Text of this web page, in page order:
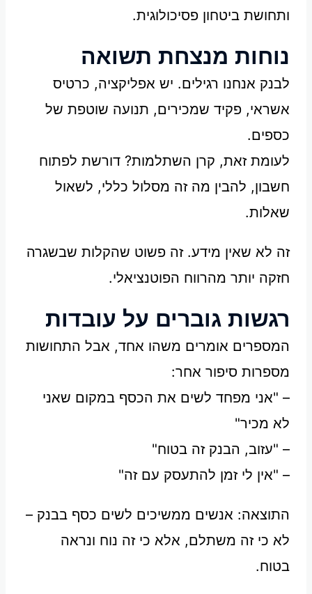
ותחושת ביטחון פסיכולוגית.
נוחות מנצחת תשואה
לבנק אנחנו רגילים. יש אפליקציה, כרטיס
אשראי, פקיד שמכירים, תנועה שוטפת של
כספים.
לעומת זאת, קרן השתלמות? דורשת לפתוח
חשבון, להבין מה זה מסלול כללי, לשאול
שאלות.
זה לא שאין מידע. זה פשוט שהקלות שבשגרה
חזקה יותר מהרווח הפוטנציאלי.
רגשות גוברים על עובדות
המספרים אומרים משהו אחד, אבל התחושות
מספרות סיפור אחר:
– "אני מפחד לשים את הכסף במקום שאני
לא מכיר"
– "עזוב, הבנק זה בטוח"
– "אין לי זמן להתעסק עם זה"
התוצאה: אנשים ממשיכים לשים כסף בבנק –
לא כי זה משתלם, אלא כי זה נוח ונראה
בטוח.